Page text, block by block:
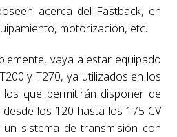
acerca del Fastback, en
motorización, etc.
vaya a estar equipado
y T270, ya utilizados en los
que permitirán disponer de
los 120 hasta los 175 CV
sistema de transmisión con